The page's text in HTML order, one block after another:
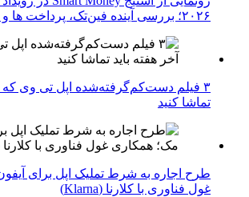
۲۰۲۶؛ بررسی آینده فین‌تک، پرداخت‌ ها و هوش مصنوعی
۳ فیلم دست‌کم‌گرفته‌شده اپل تی وی که
تماشا کنید
طرح اجاره به شرط تملیک اپل برای
غول فناوری با کلارنا (Klarna)